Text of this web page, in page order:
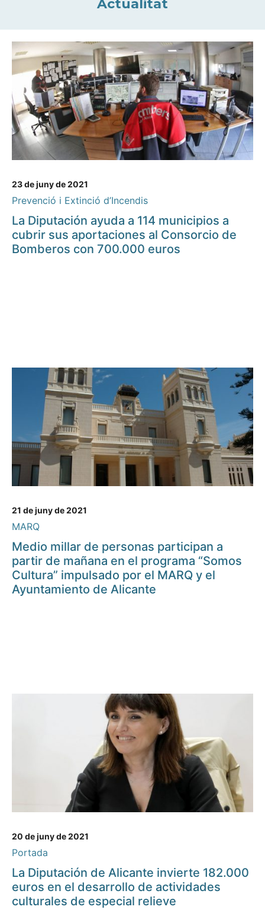
Actualitat
23 de juny de 2021
Prevenció i Extinció d’Incendis
La Diputación ayuda a 114 municipios a
cubrir sus aportaciones al Consorcio de
Bomberos con 700.000 euros
21 de juny de 2021
MARQ
Medio millar de personas participan a
partir de mañana en el programa “Somos
Cultura” impulsado por el MARQ y el
Ayuntamiento de Alicante
20 de juny de 2021
Portada
La Diputación de Alicante invierte 182.000
euros en el desarrollo de actividades
culturales de especial relieve